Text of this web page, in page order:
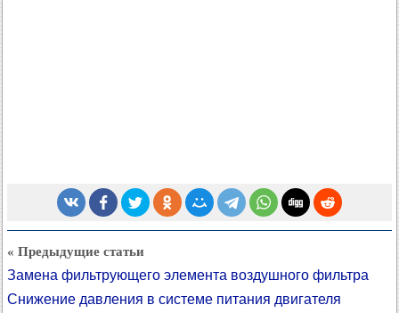
« Предыдущие статьи
Замена фильтрующего элемента воздушного фильтра
Снижение давления в системе питания двигателя